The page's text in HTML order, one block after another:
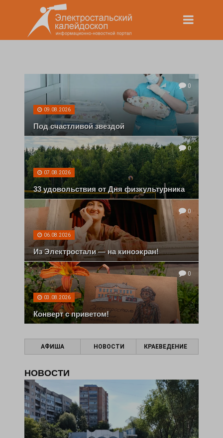
0
09.08.2026
Под счастливой звездой
0
07.08.2026
33 удовольствия от Дня физкультурника
0
06.08.2026
Из Электростали — на киноэкран!
0
03.08.2026
Конверт с приветом!
АФИША НОВОСТИ КРАЕВЕДЕНИЕ
НОВОСТИ